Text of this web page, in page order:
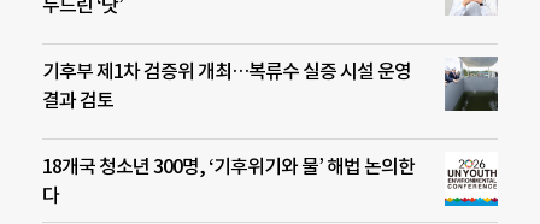
기후부 제1차 검증위 개최…복류수 실증 시설 운영
결과 검토
18개국 청소년 300명, ‘기후위기와 물’ 해법 논의한
다